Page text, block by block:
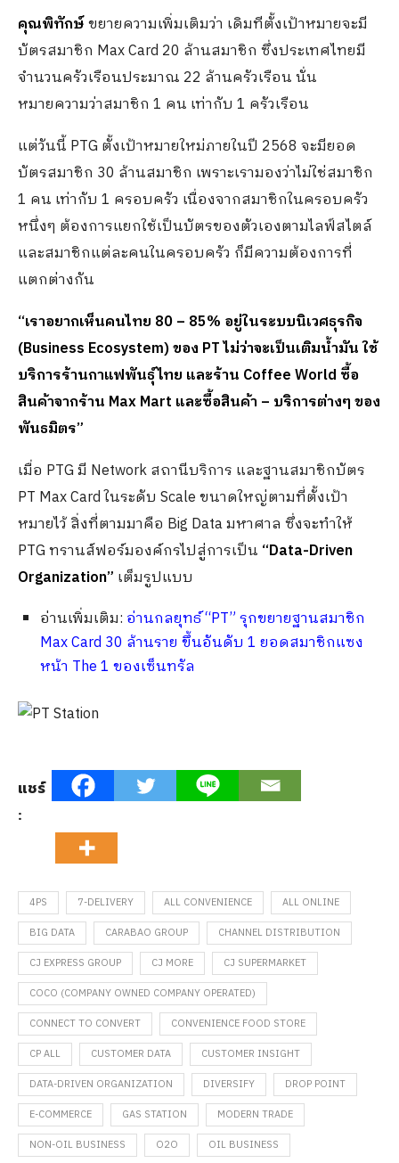
คุณพิทักษ์ขยายความเพิ่มเติมว่า เดิมทีตั้งเป้าหมายจะมี
บัตรสมาชิก Max Card 20 ล้านสมาชิก ซึ่งประเทศไทยมี
จำนวนครัวเรือนประมาณ 22 ล้านครัวเรือน นั่น
หมายความว่าสมาชิก 1 คน เท่ากับ 1 ครัวเรือน
แต่วันนี้ PTG ตั้งเป้าหมายใหม่ภายในปี 2568 จะมียอด
บัตรสมาชิก 30 ล้านสมาชิก เพราะเรามองว่าไม่ใช่สมาชิก
1 คน เท่ากับ 1 ครอบครัว เนื่องจากสมาชิกในครอบครัว
หนึ่งๆ ต้องการแยกใช้เป็นบัตรของตัวเองตามไลฟ์สไตล์
และสมาชิกแต่ละคนในครอบครัว ก็มีความต้องการที่
แตกต่างกัน
“เราอยากเห็นคนไทย 80 – 85% อยู่ในระบบนิเวศธุรกิจ
(Business Ecosystem) ของ PT ไม่ว่าจะเป็นเติมน้ำมัน ใช้
บริการร้านกาแฟพันธุ์ไทย และร้าน Coffee World ซื้อ
สินค้าจากร้าน Max Mart และซื้อสินค้า – บริการต่างๆ ของ
พันธมิตร”
เมื่อ PTG มี Network สถานีบริการ และฐานสมาชิกบัตร
PT Max Card ในระดับ Scale ขนาดใหญ่ตามที่ตั้งเป้า
หมายไว้ สิ่งที่ตามมาคือ Big Data มหาศาล ซึ่งจะทำให้
PTG ทรานส์ฟอร์มองค์กรไปสู่การเป็น “Data-Driven
Organization” เต็มรูปแบบ
อ่านเพิ่มเติม: อ่านกลยุทธ์ “PT” รุกขยายฐานสมาชิก
Max Card 30 ล้านราย ขึ้นอันดับ 1 ยอดสมาชิกแซง
หน้า The 1 ของเซ็นทรัล
แชร์
:
4PS 7-DELIVERY ALL CONVENIENCE
ALL ONLINE
BIG DATA
CARABAO GROUP
CHANNEL DISTRIBUTION
CJ EXPRESS GROUP
CJ MORE
CJ SUPERMARKET
COCO (COMPANY OWNED COMPANY OPERATED)
CONNECT TO CONVERT
CONVENIENCE FOOD STORE
CP ALL
CUSTOMER DATA
CUSTOMER INSIGHT
DATA-DRIVEN ORGANIZATION
DIVERSIFY
DROP POINT
E-COMMERCE
GAS STATION
MODERN TRADE
NON-OIL BUSINESS
O2O OIL BUSINESS